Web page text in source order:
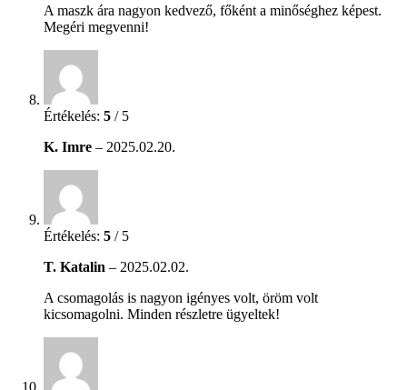
A maszk ára nagyon kedvező, főként a minőséghez képest.
Megéri megvenni!
Értékelés: 5 / 5
K. Imre – 2025.02.20.
Értékelés: 5 / 5
T. Katalin – 2025.02.02.
A csomagolás is nagyon igényes volt, öröm volt
kicsomagolni. Minden részletre ügyeltek!